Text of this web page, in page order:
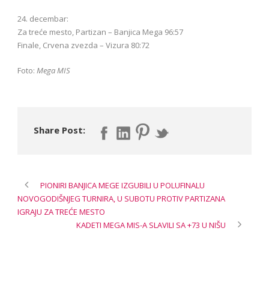
24. decembar:
Za treće mesto, Partizan – Banjica Mega 96:57
Finale, Crvena zvezda – Vizura 80:72
Foto: Mega MIS
Share Post:
PIONIRI BANJICA MEGE IZGUBILI U POLUFINALU
NOVOGODIŠNJEG TURNIRA, U SUBOTU PROTIV PARTIZANA
IGRAJU ZA TREĆE MESTO
KADETI MEGA MIS-A SLAVILI SA +73 U NIŠU